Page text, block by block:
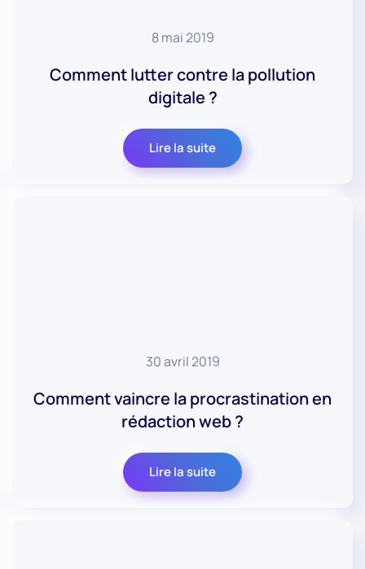
8 mai 2019
Comment lutter contre la pollution
digitale ?
Lire la suite
30 avril 2019
Comment vaincre la procrastination en
rédaction web ?
Lire la suite